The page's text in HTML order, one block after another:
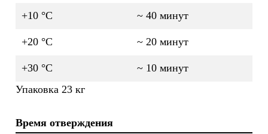
+10 °C ~ 40 минут
+20 °C ~ 20 минут
+30 °C
~ 10 минут
Упаковка 23 кг
Время отверждения